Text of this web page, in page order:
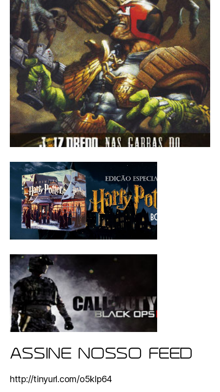
ASSINE NOSSO FEED
http://tinyurl.com/o5klp64